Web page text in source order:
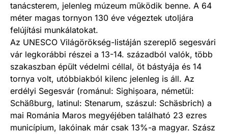
tanácsterem, jelenleg múzeum működik benne. A 64
méter magas tornyon 130 éve végeztek utoljára
felújítási munkálatokat.
Az UNESCO Világörökség-listáján szereplő segesvári
vár legkorábbi részei a 13-14. századból valók, több
szakaszban épült védelmi céllal, öt bástyája és 14
tornya volt, utóbbiakból kilenc jelenleg is áll. Az
erdélyi Segesvár (románul: Sighișoara, németül:
Schäßburg, latinul: Stenarum, szászul: Schäsbrich) a
mai Románia Maros megyéjében található 23 ezres
municípium, lakóinak már csak 13%-a magyar. Szász